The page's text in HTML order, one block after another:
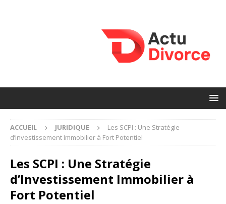
ACCUEIL JURIDIQUE
Les SCPI : Une Stratégie
d’Investissement Immobilier à Fort Potentiel
Les SCPI : Une Stratégie
d’Investissement Immobilier à
Fort Potentiel